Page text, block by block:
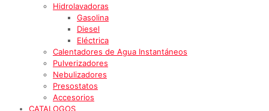
Hidrolavadoras
Gasolina
Diesel
Eléctrica
Calentadores de Agua Instantáneos
Pulverizadores
Nebulizadores
Presostatos
Accesorios
CATALOGOS